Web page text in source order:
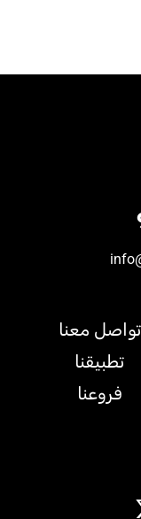
تواصل معنا
تطبيقنا
فروعنا